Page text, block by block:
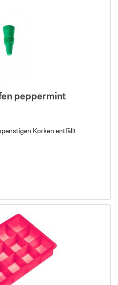
peppermint
Korken entfällt